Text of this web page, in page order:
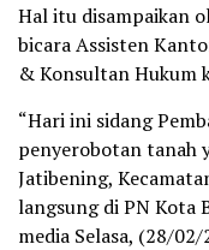
Hal itu disampaikan
bicara Assisten
& Konsultan Hukum
“Hari ini sidang
penyerobotan tanah
Jatibening,
langsung di PN Kota
media Selasa, (28/02/